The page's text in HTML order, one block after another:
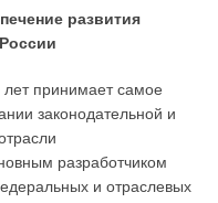
развития
принимает самое
законодательной и
разработчиком
и отраслевых